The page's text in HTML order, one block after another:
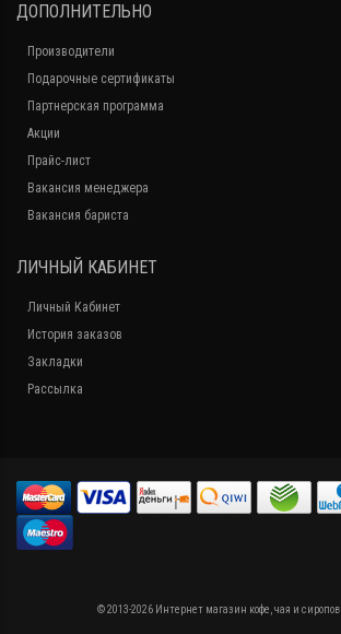
ДОПОЛНИТЕЛЬНО
Производители
Подарочные сертификаты
Партнерская программа
Акции
Прайс-лист
Вакансия менеджера
Вакансия бариста
ЛИЧНЫЙ КАБИНЕТ
Личный Кабинет
История заказов
Закладки
Рассылка
© 2013-2026 Интернет магазин кофе, чая и сиропов